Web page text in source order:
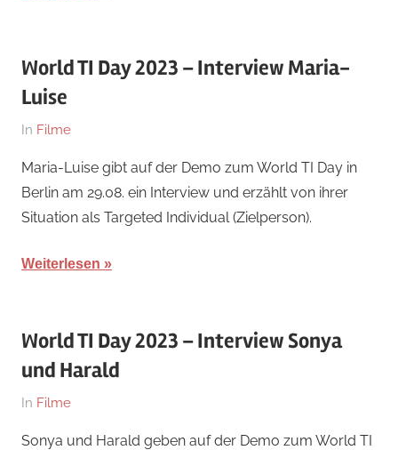
World TI Day 2023 – Interview Maria-
Luise
Am
November
2023
Von
In Filme
Maria-Luise gibt auf der Demo zum World TI Day in
Berlin am 29.08. ein Interview und erzählt von ihrer
Situation als Targeted Individual (Zielperson).
Weiterlesen
World TI Day 2023 – Interview Sonya
und Harald
Am
Von
In Filme
Sonya und Harald geben auf der Demo zum World TI